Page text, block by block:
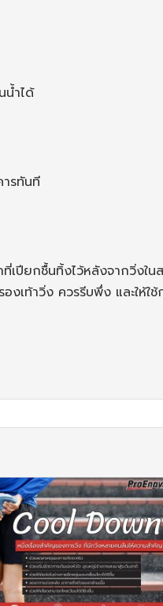
น้ำได้
รทันที
เปียกชื้นทิ้งไว้หลังจากวิ่ง
เท้าวิ่ง ควรรีบพึ่ง และให้